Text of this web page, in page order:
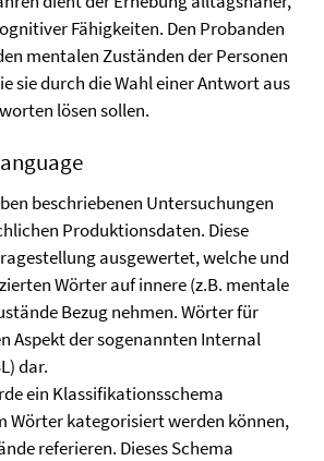
Fähigkeiten. Den Probanden
mentalen Zuständen der Personen
sie durch die Wahl einer Antwort aus
lösen sollen.
beschriebenen Untersuchungen
Produktionsdaten. Diese
ausgewertet, welche und
Wörter auf innere (z.B. mentale
Bezug nehmen. Wörter für
Aspekt der sogenannten Internal
dar.
ein Klassifikationsschema
Wörter kategorisiert werden können,
referieren. Dieses Schema